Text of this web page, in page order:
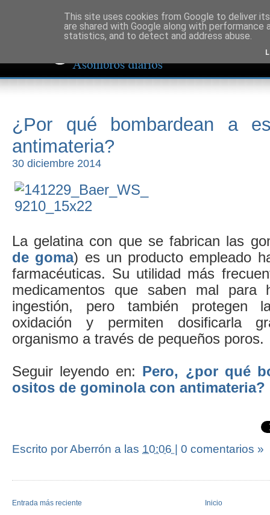
¿Por qué bombardean a
antimateria?
30 diciembre 2014
La gelatina con que se fabrican las
de goma) es un producto empleado
farmacéuticas. Su utilidad más
medicamentos que saben mal para
ingestión, pero también protegen
oxidación y permiten dosificarla
organismo a través de pequeños poros.
Seguir leyendo en: Pero, ¿por qué
ositos de gominola con antimateria?
Escrito por Aberrón a las 10:06 | 0 comentarios »
Entrada más reciente Inicio
This site uses cookies from Google to deliver
are shared with Google along with
statistics, and to detect and address abuse.